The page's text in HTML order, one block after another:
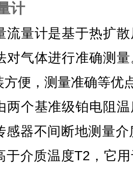
计
流量计是基于热扩
对气体进行准确测
方便，测量准确等优
两个基准级铂电阻
感器不间断地测量
于介质温度T2，它